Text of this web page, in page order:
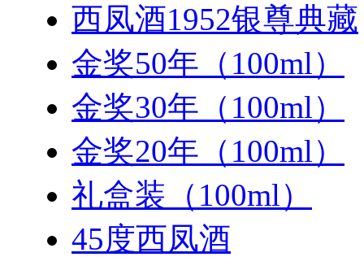
西凤酒1952银尊典藏
金奖50年（100ml）
金奖30年（100ml）
金奖20年（100ml）
礼盒装（100ml）
45度西凤酒